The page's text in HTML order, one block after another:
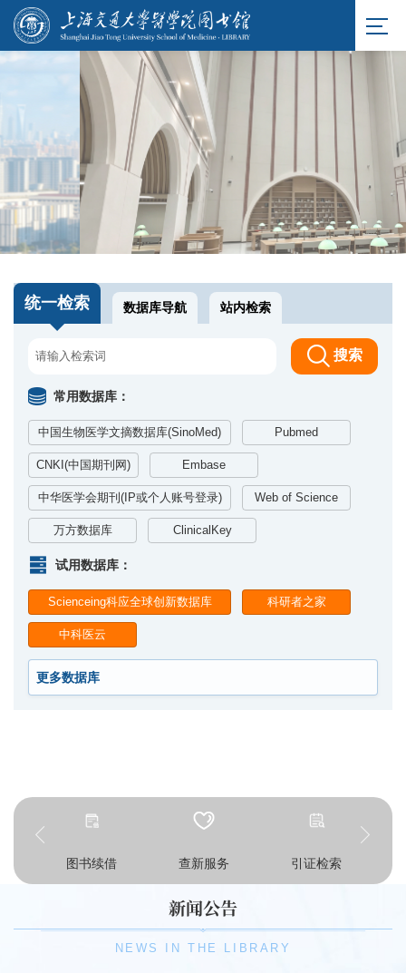
统一检索 数据库导航 站内检索
搜索
常用数据库：
中国生物医学文摘数据库(SinoMed) Pubmed
CNKI(中国期刊网) Embase
中华医学会期刊(IP或个人账号登录) Web of Science
万方数据库 ClinicalKey
试用数据库：
Scienceing科应全球创新数据库 科研者之家
中科医云
更多数据库
图书续借 查新服务 引证检索
新闻公告
NEWS IN THE LIBRARY